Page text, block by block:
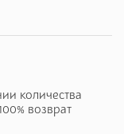
дальше от
у вас будет
самую
количества
возврат